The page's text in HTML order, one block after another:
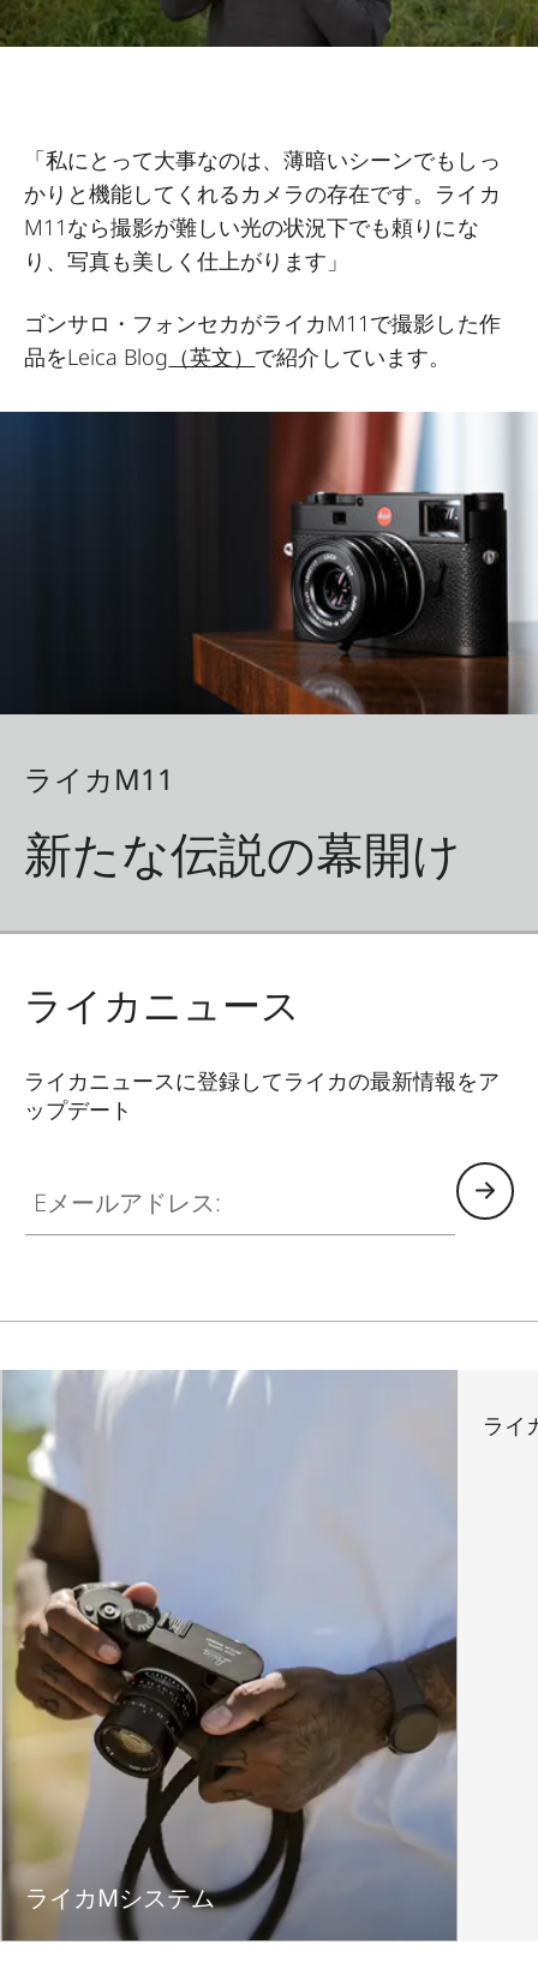
「私にとって大事なのは、薄暗いシーンでもしっ
かりと機能してくれるカメラの存在です。ライカ
M11なら撮影が難しい光の状況下でも頼りにな
り、写真も美しく仕上がります」
ゴンサロ・フォンセカがライカM11で撮影した作
品をLeica Blog （英文） で紹介しています。
ライカM11
新たな伝説の幕開け
ライカニュース
ライカニュースに登録してライカの最新情報をア
ップデート
ライカMシステム
ライ